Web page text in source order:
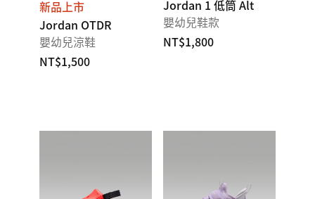
新品上市
Jordan OTDR
嬰幼兒涼鞋
NT$1,500
Jordan 1 低筒 Alt
嬰幼兒鞋款
NT$1,800